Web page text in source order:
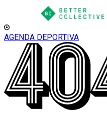
AGENDA DEPORTIVA